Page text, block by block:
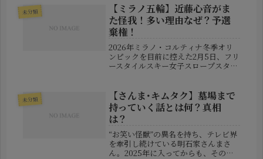
みさん。ファッション誌やテレビで見
かける機会も多く、その透明感あふれ
る...
未分類
【ミラノ五輪】近藤心音がま
た怪我！多い理由なぜ？予選
棄権！
2026年ミラノ・コルティナ冬季オリ
ンピックを目前に控えた2月5日、フリ
ースタイルスキー女子スロープスタイ
傷するという痛ましいニュースが報じ
られました。彼女にとっては、北京...
未分類
【さんま･キムタク】墓場まで
持っていく話とは何？真相
は？
“お笑い怪獣”の異名を持ち、テレビ界
を牽引し続けている明石家さんまさ
ん。2025年に入ってからも、その圧